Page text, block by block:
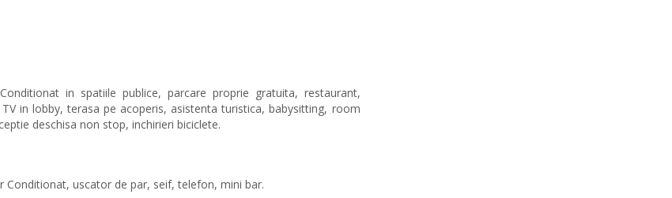
in spatiile publice, parcare proprie gratuita, restaurant,
in lobby, terasa pe acoperis, asistenta turistica, babysitting, room
deschisa non stop, inchirieri biciclete.
Conditionat, uscator de par, seif, telefon, mini bar.